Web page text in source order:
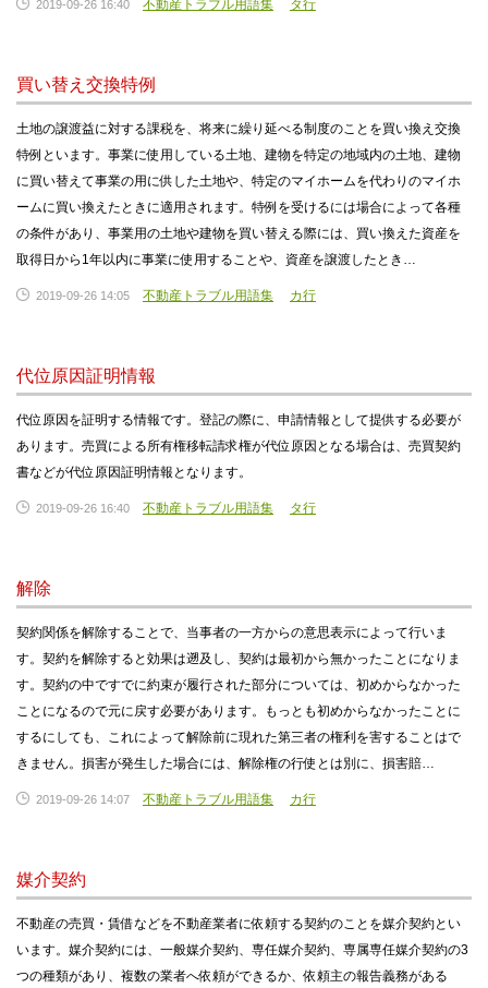
2019-09-26 16:40 不動産トラブル用語集 タ行
買い替え交換特例
土地の譲渡益に対する課税を、将来に繰り延べる制度のことを買い換え交換
特例といます。事業に使用している土地、建物を特定の地域内の土地、建物
に買い替えて事業の用に供した土地や、特定のマイホームを代わりのマイホ
ームに買い換えたときに適用されます。特例を受けるには場合によって各種
の条件があり、事業用の土地や建物を買い替える際には、買い換えた資産を
取得日から1年以内に事業に使用することや、資産を譲渡したとき…
2019-09-26 14:05 不動産トラブル用語集 カ行
代位原因証明情報
代位原因を証明する情報です。登記の際に、申請情報として提供する必要が
あります。売買による所有権移転請求権が代位原因となる場合は、売買契約
書などが代位原因証明情報となります。
2019-09-26 16:40 不動産トラブル用語集 タ行
解除
契約関係を解除することで、当事者の一方からの意思表示によって行いま
す。契約を解除すると効果は遡及し、契約は最初から無かったことになりま
す。契約の中ですでに約束が履行された部分については、初めからなかった
ことになるので元に戻す必要があります。もっとも初めからなかったことに
するにしても、これによって解除前に現れた第三者の権利を害することはで
きません。損害が発生した場合には、解除権の行使とは別に、損害賠…
2019-09-26 14:07 不動産トラブル用語集 カ行
媒介契約
不動産の売買・賃借などを不動産業者に依頼する契約のことを媒介契約とい
います。媒介契約には、一般媒介契約、専任媒介契約、専属専任媒介契約の3
つの種類があり、複数の業者へ依頼ができるか、依頼主の報告義務がある